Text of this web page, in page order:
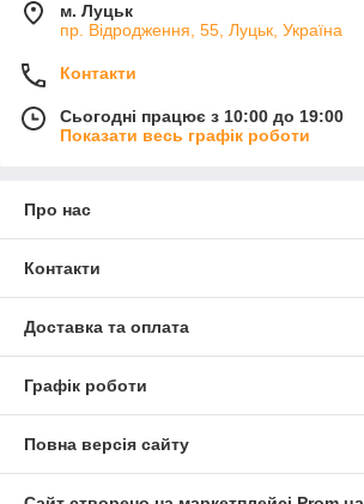
м. Луцьк
пр. Відродження, 55, Луцьк, Україна
Контакти
Сьогодні працює з 10:00 до 19:00
Показати весь графік роботи
Про нас
Контакти
Доставка та оплата
Графік роботи
Повна версія сайту